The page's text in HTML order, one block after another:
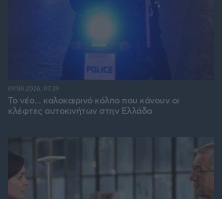
Το νέο... καλοκαιρινό κόλπο που κάνουν οι
κλέφτες αυτοκινήτων στην Ελλάδα
09.08.2026, 07:29